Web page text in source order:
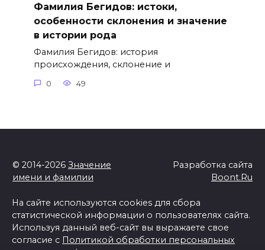
Фамилия Бегидов: истоки,
особенности склонения и значение
в истории рода
Фамилия Бегидов: история
происхождения, склонение и
0 49
© 2014-2026 Значение
имени и фамилии
Разработка сайта
Boont.Ru
На сайте используются cookies для сбора
статистической информации о пользователях сайта.
Используя данный веб-сайт вы выражаете свое
согласие с Политикой обработки персональных